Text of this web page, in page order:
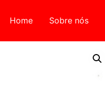
Home Sobre nós